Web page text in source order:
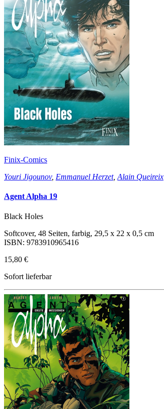
Finix-Comics
Youri Jigounov, Emmanuel Herzet, Alain Queireix
Agent Alpha 19
Black Holes
Softcover, 48 Seiten, farbig, 29,5 x 22 x 0,5 cm
ISBN: 9783910965416
15,80 €
Sofort lieferbar